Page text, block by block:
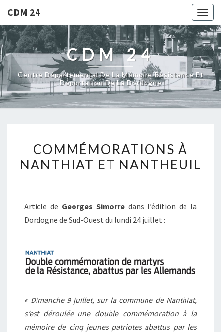
CDM 24
CDM 24
Centre Départemental De La Mémoire Résistance Et
Déportation De La Dordogne
COMMÉMORATIONS À
NANTHIAT ET NANTHEUIL
Article de Georges Simorre dans l’édition de la
Dordogne de Sud-Ouest du lundi 24 juillet :
« Dimanche 9 juillet, sur la commune de Nanthiat,
s’est déroulée une double commémoration à la
mémoire de cinq jeunes patriotes abattus par les